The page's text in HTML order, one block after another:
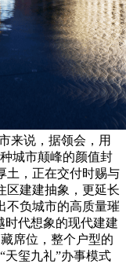
来说，据领会，用
城市颠峰的颜值封
土，正在交付时赐与
区建建抽象，更延长
不负城市的高质量璀
时代想象的现代建建
席位，整个户型的
天玺九礼”办事模式